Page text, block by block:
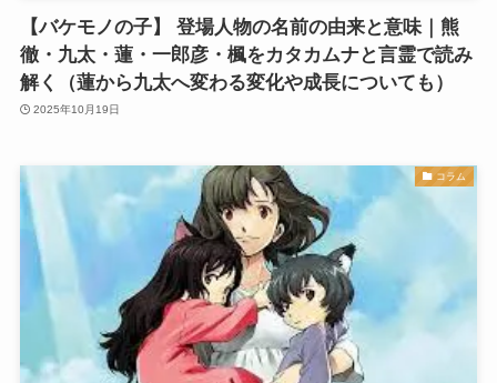
【バケモノの子】 登場人物の名前の由来と意味｜熊
徹・九太・蓮・一郎彦・楓をカタカムナと言霊で読み
解く（蓮から九太へ変わる変化や成長についても）
2025年10月19日
コラム